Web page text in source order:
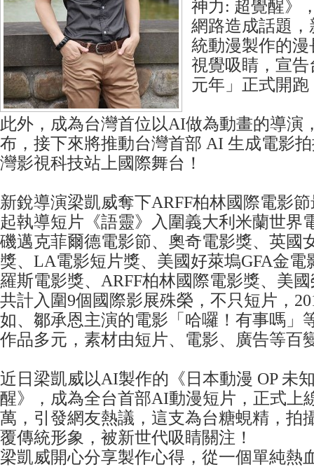
神力: 超覺醒》
網路造成話題
統動漫製作的
視覺吸睛，宣
元年」正式開跑
此外，成為台灣首位以AI做為動畫的導演
布，接下來將推動台灣首部 AI 生成電影
灣影視科技站上國際舞台！
新銳導演梁凱威奪下ARFF柏林國際電影
起執導短片《語靈》入圍義大利米蘭世界
磯邁克菲爾德電影節、奧奇電影獎、英國
獎、LA電影短片獎、美國好萊塢GFA金電
羅斯電影獎、ARFF柏林國際電影獎、美
共計入圍9個國際影展殊榮，不只短片，
如、鄒承恩主演的電影「哈囉！有事嗎」
作品多元，素材由短片、電影、廣告等百
近日梁凱威以AI製作的《日本動漫 OP 未
醒》，成為全台首部AI動漫短片，正式上
萬，引發網友熱議，這支為台糖蜆精，拍
覆傳統形象，被新世代吸睛關注！
梁凱威開心分享製作心得，從一個單純熱